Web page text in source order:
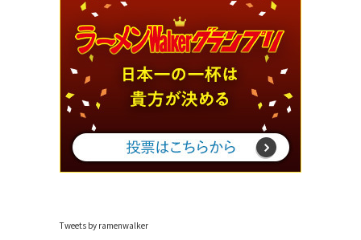
Tweets by ramenwalker